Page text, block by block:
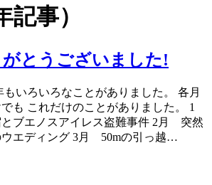
記事）
とうございました!
いろいろなことがありました。 各月
も これだけのことがありました。 1
ブエノスアイレス盗難事件 2月 突然
ウエディング 3月 50mの引っ越…